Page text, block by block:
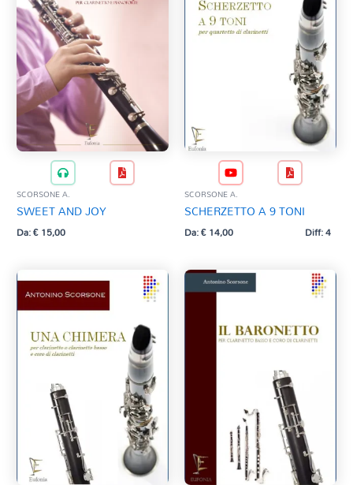
SCORSONE A.
SWEET AND JOY
Da:€15,00
SCORSONE A.
SCHERZETTO A 9 TONI
Da:€14,00 Diff: 4